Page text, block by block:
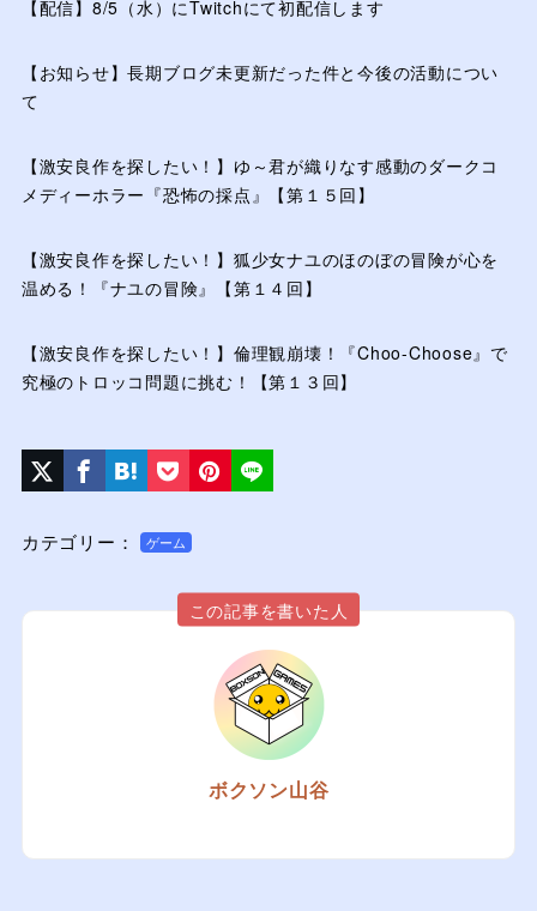
【配信】8/5（水）にTwitchにて初配信します
【お知らせ】長期ブログ未更新だった件と今後の活動につい
て
【激安良作を探したい！】ゆ～君が織りなす感動のダークコ
メディーホラー『恐怖の採点』【第１５回】
【激安良作を探したい！】狐少女ナユのほのぼの冒険が心を
温める！『ナユの冒険』【第１４回】
【激安良作を探したい！】倫理観崩壊！『Choo-Choose』で
究極のトロッコ問題に挑む！【第１３回】
カテゴリー： ゲーム
この記事を書いた人
ボクソン山谷